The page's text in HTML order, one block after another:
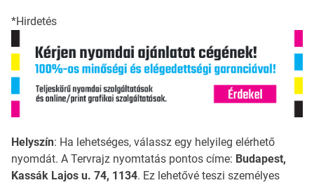
*Hirdetés
Helyszín: Ha lehetséges, válassz egy helyileg elérhető
nyomdát. A Tervrajz nyomtatás pontos címe: Budapest,
Kassák Lajos u. 74, 1134. Ez lehetővé teszi személyes